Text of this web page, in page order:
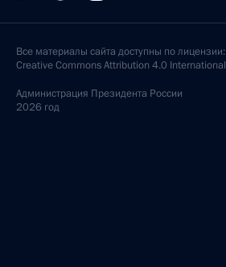
Все материалы сайта доступны по лицензии:
Creative Commons Attribution 4.0 International
Администрация Президента России
2026 год